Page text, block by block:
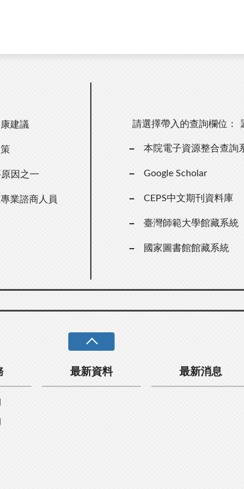
建議
因之一
業諮商人員
請選擇帶入的查詢欄位：
本院電子資源整合查詢
Google Scholar
CEPS中文期刊資料庫
臺灣師範大學館藏系統
國家圖書館館藏系統
最新資料 最新消息